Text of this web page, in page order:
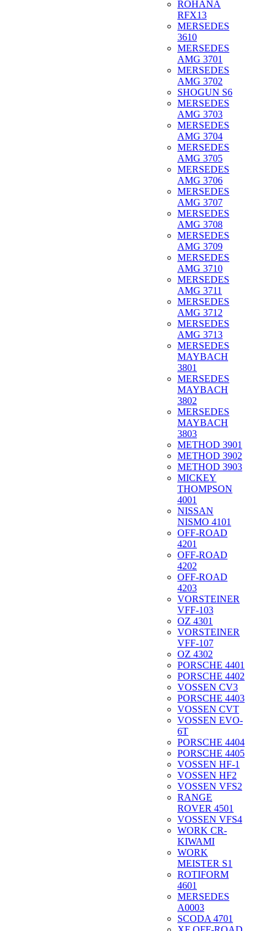
ROHANA
RFX13
MERSEDES
3610
MERSEDES
AMG 3701
MERSEDES
AMG 3702
SHOGUN S6
MERSEDES
AMG 3703
MERSEDES
AMG 3704
MERSEDES
AMG 3705
MERSEDES
AMG 3706
MERSEDES
AMG 3707
MERSEDES
AMG 3708
MERSEDES
AMG 3709
MERSEDES
AMG 3710
MERSEDES
AMG 3711
MERSEDES
AMG 3712
MERSEDES
AMG 3713
MERSEDES
MAYBACH
3801
MERSEDES
MAYBACH
3802
MERSEDES
MAYBACH
3803
METHOD 3901
METHOD 3902
METHOD 3903
MICKEY
THOMPSON
4001
NISSAN
NISMO 4101
OFF-ROAD
4201
OFF-ROAD
4202
OFF-ROAD
4203
VORSTEINER
VFF-103
OZ 4301
VORSTEINER
VFF-107
OZ 4302
PORSCHE 4401
PORSCHE 4402
VOSSEN CV3
PORSCHE 4403
VOSSEN CVT
VOSSEN EVO-
6T
PORSCHE 4404
PORSCHE 4405
VOSSEN HF-1
VOSSEN HF2
VOSSEN VFS2
RANGE
ROVER 4501
VOSSEN VFS4
WORK CR-
KIWAMI
WORK
MEISTER S1
ROTIFORM
4601
MERSEDES
A0003
SCODA 4701